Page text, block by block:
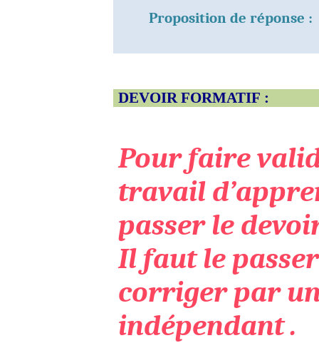
Proposition de réponse :
DEVOIR FORMATIF :
Pour faire
travail
passer le
Il faut le
corriger par
indépendant .